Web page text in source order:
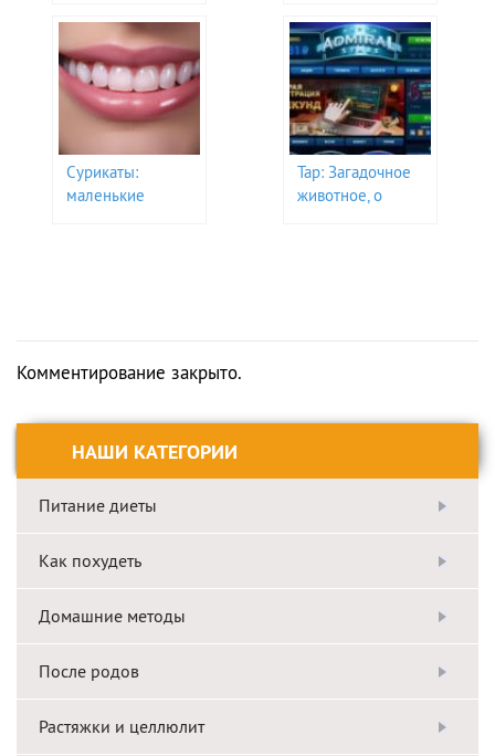
НАШИ КАТЕГОРИИ
Питание диеты
Как похудеть
Домашние методы
После родов
Растяжки и целлюлит
создания в мире
насекомых
крыльями и яркой
жизнью
Сурикаты:
маленькие
Тар: Загадочное
животное, о
Комментирование закрыто.